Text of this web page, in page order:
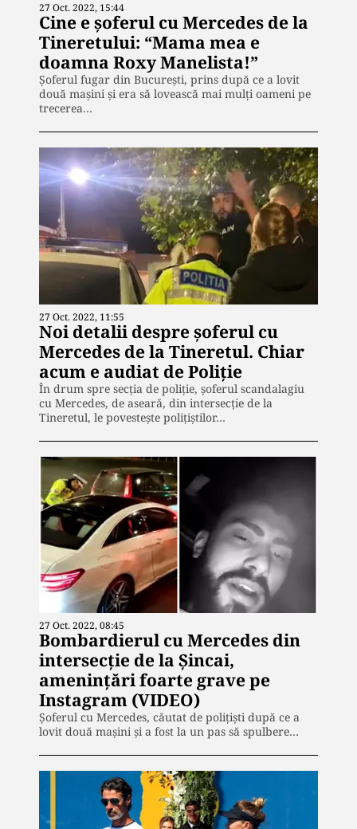
27 Oct. 2022, 15:44
Cine e șoferul cu Mercedes de la
Tineretului: “Mama mea e
doamna Roxy Manelista!”
Șoferul fugar din București, prins după ce a lovit
două mașini și era să lovească mai mulți oameni pe
trecerea…
27 Oct. 2022, 11:55
Noi detalii despre șoferul cu
Mercedes de la Tineretul. Chiar
acum e audiat de Poliție
În drum spre secția de poliție, șoferul scandalagiu
cu Mercedes, de aseară, din intersecție de la
Tineretul, le povestește polițiștilor…
27 Oct. 2022, 08:45
Bombardierul cu Mercedes din
intersecție de la Șincai,
amenințări foarte grave pe
Instagram (VIDEO)
Şoferul cu Mercedes, căutat de poliţişti după ce a
lovit două maşini şi a fost la un pas să spulbere…